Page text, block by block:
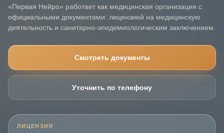
«Первая Нейро» работает как медицинская организация с
официальными документами: лицензией на медицинскую
деятельность и санитарно-эпидемиологическим заключением.
Смотреть документы
Уточнить по телефону
ЛИЦЕНЗИЯ